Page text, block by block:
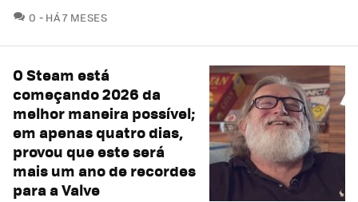
0 COMENTÁRIOS
HÁ 7 MESES
O Steam está
começando 2026 da
melhor maneira possível;
em apenas quatro dias,
provou que este será
mais um ano de recordes
para a Valve